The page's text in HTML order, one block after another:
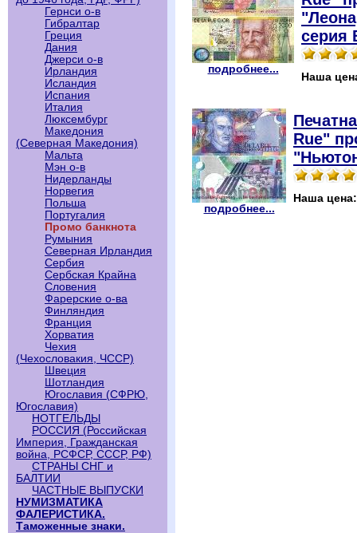
Гернси о-в
Гибралтар
Греция
Дания
Джерси о-в
Ирландия
Исландия
Испания
Италия
Люксембург
Македония
(Северная Македония)
Мальта
Мэн о-в
Нидерланды
Норвегия
Польша
Португалия
Промо банкнота
Румыния
Северная Ирландия
Сербия
Сербская Крайна
Словения
Фарерские о-ва
Финляндия
Франция
Хорватия
Чехия
(Чехословакия, ЧССР)
Швеция
Шотландия
Югославия (СФРЮ,
Югославия)
НОТГЕЛЬДЫ
РОССИЯ (Российская
Империя, Гражданская
война, РСФСР, СССР, РФ)
СТРАНЫ СНГ и
БАЛТИИ
ЧАСТНЫЕ ВЫПУСКИ
НУМИЗМАТИКА
ФАЛЕРИСТИКА.
Таможенные знаки.
подробнее...
серия
Наша
подробнее...
Rue"
Наша